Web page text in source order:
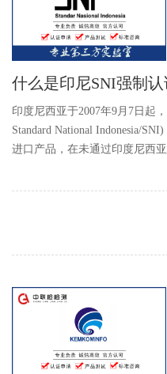
什么是印尼SNI强制认
印度尼西亚于2007年9月7日起
Standard National Indonesia/
进口产品，在未通过印度尼西